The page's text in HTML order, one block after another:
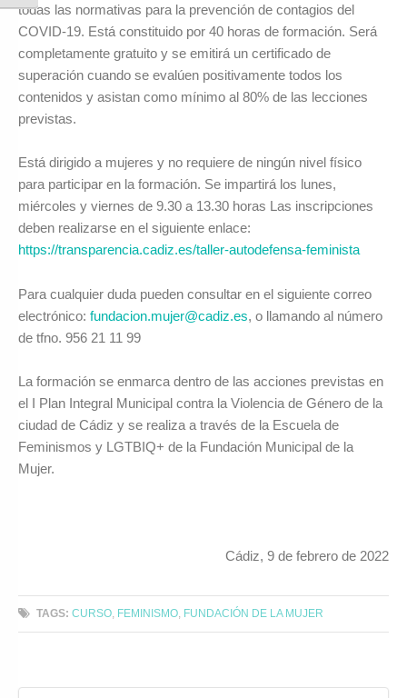
todas las normativas para la prevención de contagios del
COVID-19. Está constituido por 40 horas de formación. Será
completamente gratuito y se emitirá un certificado de
superación cuando se evalúen positivamente todos los
contenidos y asistan como mínimo al 80% de las lecciones
previstas.
Está dirigido a mujeres y no requiere de ningún nivel físico
para participar en la formación. Se impartirá los lunes,
miércoles y viernes de 9.30 a 13.30 horas Las inscripciones
deben realizarse en el siguiente enlace:
https://transparencia.cadiz.es/taller-autodefensa-feminista
Para cualquier duda pueden consultar en el siguiente correo
electrónico: fundacion.mujer@cadiz.es, o llamando al número
de tfno. 956 21 11 99
La formación se enmarca dentro de las acciones previstas en
el I Plan Integral Municipal contra la Violencia de Género de la
ciudad de Cádiz y se realiza a través de la Escuela de
Feminismos y LGTBIQ+ de la Fundación Municipal de la
Mujer.
Cádiz, 9 de febrero de 2022
TAGS: CURSO FEMINISMO FUNDACIÓN DE LA MUJER